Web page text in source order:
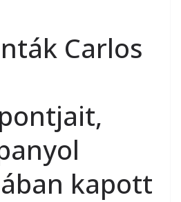
Carlos
kapott